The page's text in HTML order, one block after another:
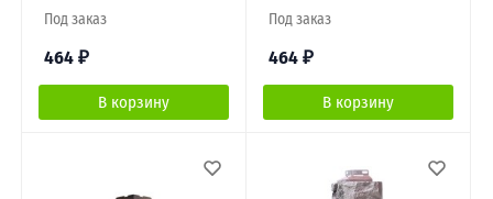
Под заказ
464 ₽
В корзину
Под заказ
464 ₽
В корзину